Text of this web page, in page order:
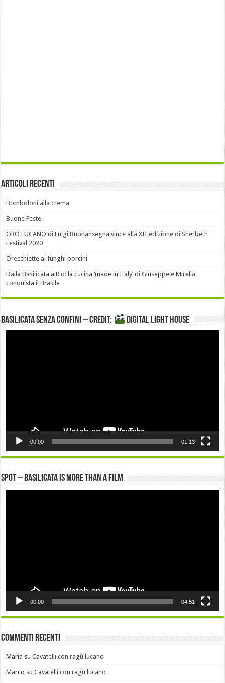
Articoli recenti
Bomboloni alla crema
Buone Feste
ORO LUCANO di Luigi Buonansegna vince alla XII edizione di Sherbeth
Festival 2020
Orecchiette ai funghi porcini
Dalla Basilicata a Rio: la cucina ‘made in Italy’ di Giuseppe e Mirella
conquista il Brasile
Basilicata senza confini – Credit: DIGITAL LIGHT HOUSE
00:00 01:13
Spot – Basilicata is more than a Film
00:00 04:51
Commenti recenti
Maria suCavatelli con ragù lucano
Marco suCavatelli con ragù lucano